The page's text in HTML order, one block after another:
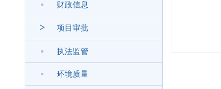
财政信息
> 项目审批
执法监管
环境质量